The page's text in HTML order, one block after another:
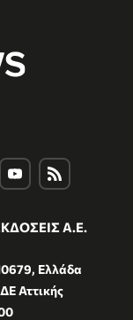
Α.Ε.
Ελλάδα
Αττικής